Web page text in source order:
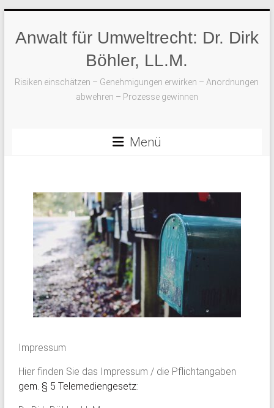
Anwalt für Umweltrecht: Dr. Dirk
Böhler, LL.M.
Risiken einschätzen – Genehmigungen erwirken – Anordnungen
abwehren – Prozesse gewinnen
Menü
Impressum
Hier finden Sie das Impressum / die Pflichtangaben
gem. § 5 Telemediengesetz: